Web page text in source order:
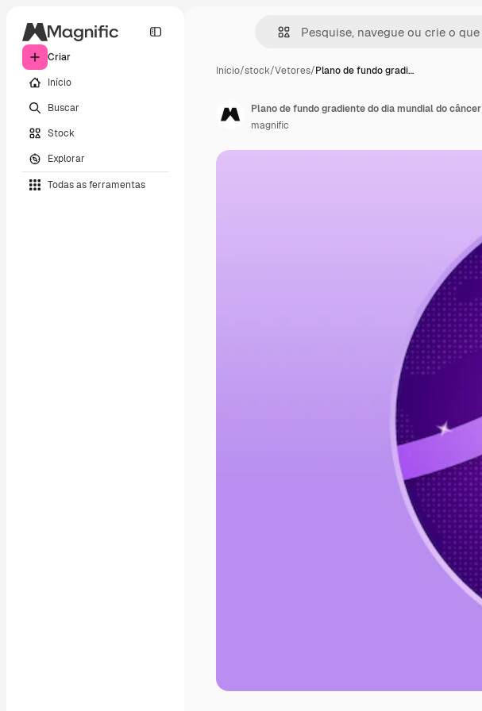
Criar
Início
Buscar
Stock
Explorar
Todas as ferramentas
Início/stock/Vetores/Plano de fundo gradi…
Plano de fundo gradiente do dia mundial do câncer
magnific